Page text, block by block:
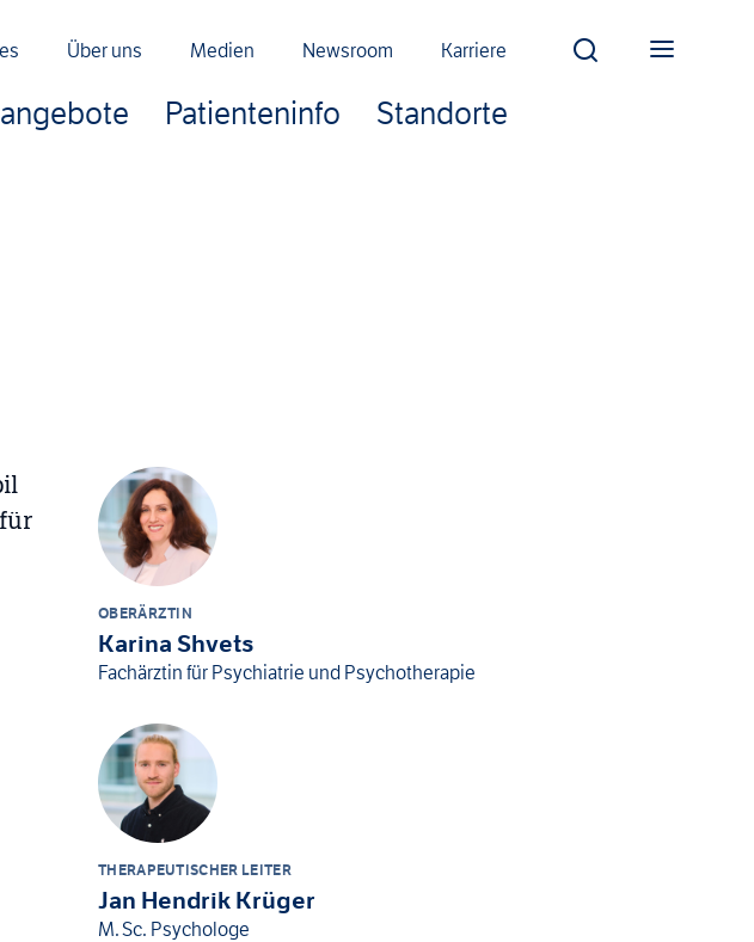
Über uns Medien Newsroom Karriere
Patienteninfo Standorte
OBERÄRZTIN
Karina Shvets
Fachärztin für Psychiatrie und Psychotherapie
THERAPEUTISCHER LEITER
Jan Hendrik Krüger
M. Sc. Psychologe